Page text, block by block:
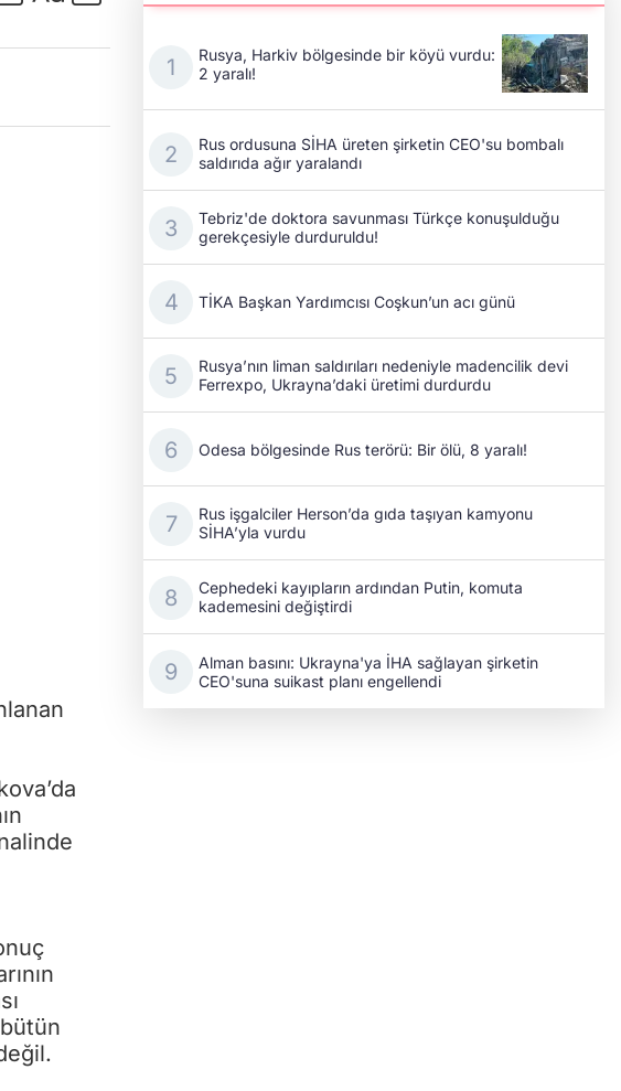
Rusya, Harkiv bölgesinde bir köyü vurdu:
2 yaralı!
Rus ordusuna SİHA üreten şirketin CEO'su bombalı
saldırıda ağır yaralandı
Tebriz'de doktora savunması Türkçe konuşulduğu
gerekçesiyle durduruldu!
TİKA Başkan Yardımcısı Coşkun’un acı günü
Rusya’nın liman saldırıları nedeniyle madencilik devi
Ferrexpo, Ukrayna’daki üretimi durdurdu
Odesa bölgesinde Rus terörü: Bir ölü, 8 yaralı!
Rus işgalciler Herson’da gıda taşıyan kamyonu
SİHA’yla vurdu
Cephedeki kayıpların ardından Putin, komuta
kademesini değiştirdi
Alman basını: Ukrayna'ya İHA sağlayan şirketin
CEO'suna suikast planı engellendi